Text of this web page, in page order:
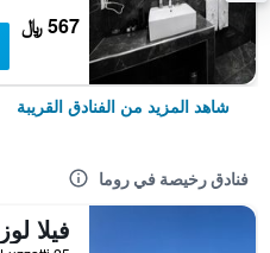
567 ﷼
شاهد المزيد من الفنادق القريبة
فنادق رخيصة في روما